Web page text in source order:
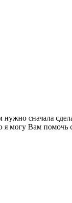
сначала
я могу Вам помочь